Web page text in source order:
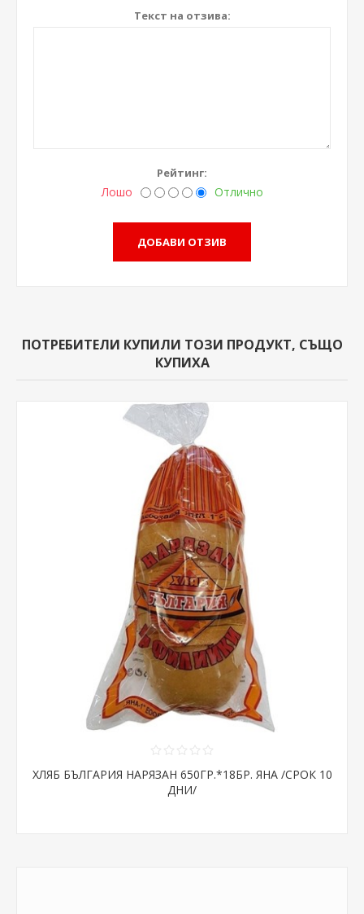
Текст на отзива:
Рейтинг:
Лошо Отлично
ПОТРЕБИТЕЛИ КУПИЛИ ТОЗИ ПРОДУКТ, СЪЩО
КУПИХА
ХЛЯБ БЪЛГАРИЯ НАРЯЗАН 650ГР.*18БР. ЯНА /СРОК 10
ДНИ/